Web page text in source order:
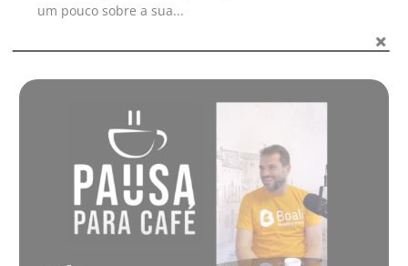
um pouco sobre a sua...